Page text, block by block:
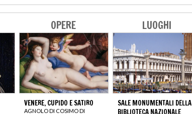
OPERE
VENERE, CUPIDO E SATIRO
AGNOLO DI COSIMO DI
LUOGHI
SALE MONUMENTALI DELLA
BIBLIOTECA NAZIONALE